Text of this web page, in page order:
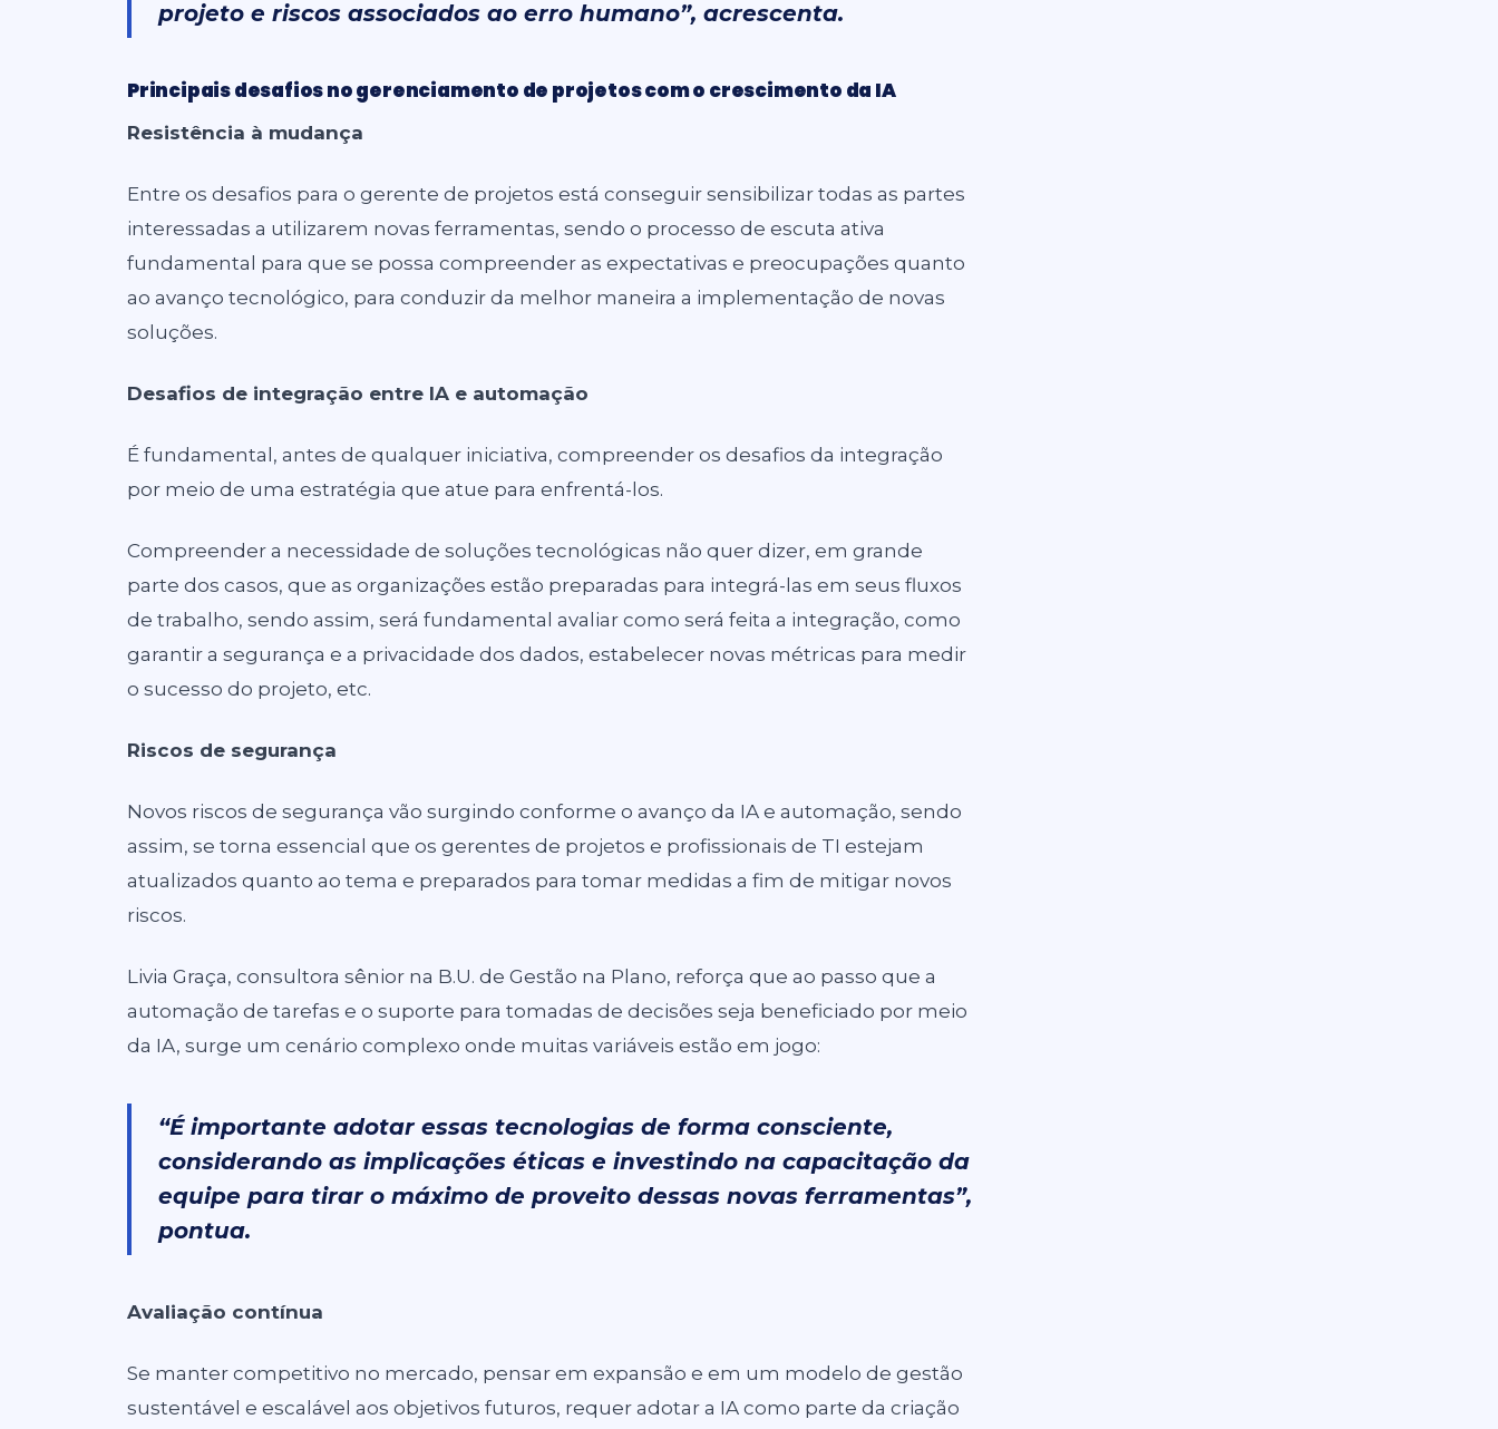
projeto e riscos associados ao erro humano”, acrescenta.
Principais desafios no gerenciamento de projetos com o crescimento da IA
Resistência à mudança
Entre os desafios para o gerente de projetos está conseguir sensibilizar todas as partes
interessadas a utilizarem novas ferramentas, sendo o processo de escuta ativa
fundamental para que se possa compreender as expectativas e preocupações quanto
ao avanço tecnológico, para conduzir da melhor maneira a implementação de novas
soluções.
Desafios de integração entre IA e automação
É fundamental, antes de qualquer iniciativa, compreender os desafios da integração
por meio de uma estratégia que atue para enfrentá-los.
Compreender a necessidade de soluções tecnológicas não quer dizer, em grande
parte dos casos, que as organizações estão preparadas para integrá-las em seus fluxos
de trabalho, sendo assim, será fundamental avaliar como será feita a integração, como
garantir a segurança e a privacidade dos dados, estabelecer novas métricas para medir
o sucesso do projeto, etc.
Riscos de segurança
Novos riscos de segurança vão surgindo conforme o avanço da IA e automação, sendo
assim, se torna essencial que os gerentes de projetos e profissionais de TI estejam
atualizados quanto ao tema e preparados para tomar medidas a fim de mitigar novos
riscos.
Livia Graça, consultora sênior na B.U. de Gestão na Plano, reforça que ao passo que a
automação de tarefas e o suporte para tomadas de decisões seja beneficiado por meio
da IA, surge um cenário complexo onde muitas variáveis estão em jogo:
“É importante adotar essas tecnologias de forma consciente,
considerando as implicações éticas e investindo na capacitação da
equipe para tirar o máximo de proveito dessas novas ferramentas”,
pontua.
Avaliação contínua
Se manter competitivo no mercado, pensar em expansão e em um modelo de gestão
sustentável e escalável aos objetivos futuros, requer adotar a IA como parte da criação